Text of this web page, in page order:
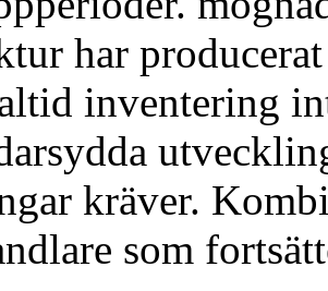
har
inventering
kräver.
som